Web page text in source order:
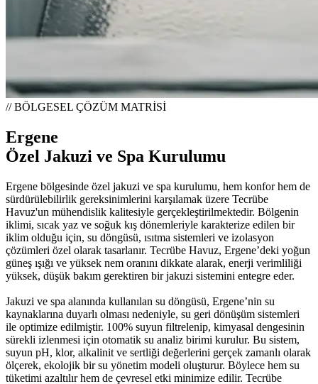
// BÖLGESEL ÇÖZÜM MATRİSİ
Ergene
Özel Jakuzi ve Spa Kurulumu
Ergene bölgesinde özel jakuzi ve spa kurulumu, hem konfor hem de
sürdürülebilirlik gereksinimlerini karşılamak üzere Tecrübe
Havuz'un mühendislik kalitesiyle gerçekleştirilmektedir. Bölgenin
iklimi, sıcak yaz ve soğuk kış dönemleriyle karakterize edilen bir
iklim olduğu için, su döngüsü, ısıtma sistemleri ve izolasyon
çözümleri özel olarak tasarlanır. Tecrübe Havuz, Ergene’deki yoğun
güneş ışığı ve yüksek nem oranını dikkate alarak, enerji verimliliği
yüksek, düşük bakım gerektiren bir jakuzi sistemini entegre eder.
Jakuzi ve spa alanında kullanılan su döngüsü, Ergene’nin su
kaynaklarına duyarlı olması nedeniyle, su geri dönüşüm sistemleri
ile optimize edilmiştir. 100% suyun filtrelenip, kimyasal dengesinin
sürekli izlenmesi için otomatik su analiz birimi kurulur. Bu sistem,
suyun pH, klor, alkalinit ve sertliği değerlerini gerçek zamanlı olarak
ölçerek, ekolojik bir su yönetim modeli oluşturur. Böylece hem su
tüketimi azaltılır hem de çevresel etki minimize edilir. Tecrübe